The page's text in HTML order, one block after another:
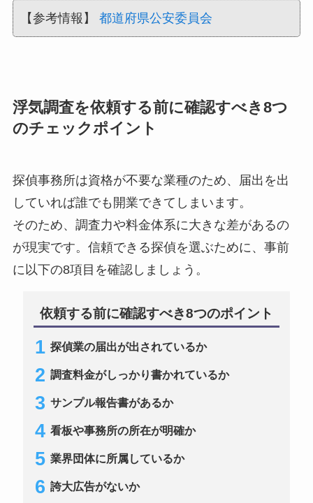
【参考情報】 都道府県公安委員会
浮気調査を依頼する前に確認すべき8つ
のチェックポイント
探偵事務所は資格が不要な業種のため、届出を出
していれば誰でも開業できてしまいます。
そのため、調査力や料金体系に大きな差があるの
が現実です。信頼できる探偵を選ぶために、事前
に以下の8項目を確認しましょう。
依頼する前に確認すべき8つのポイント
探偵業の届出が出されているか
調査料金がしっかり書かれているか
サンプル報告書があるか
看板や事務所の所在が明確か
業界団体に所属しているか
誇大広告がないか